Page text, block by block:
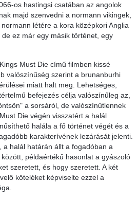
os hastingsi csatában az angolok
majd szenvedni a normann vikingek,
létére a kora középkori Anglia
ez már egy másik történet, egy
Must Die című filmben kissé
valószínűség szerint a brunanburhi
miatt halt meg. Lehetséges,
befejezés célja valószínűleg az,
a sorsáról, de valószínűtlennek
Die végén visszatért a halál
halála a fő történet végét és a
karakterívének lezárását jelenti.
a halál határán állt a fogadóban a
példaértékű hasonlat a gyászoló
szeretett, és hogy szeretett. A két
köteléket képviselte ezzel a